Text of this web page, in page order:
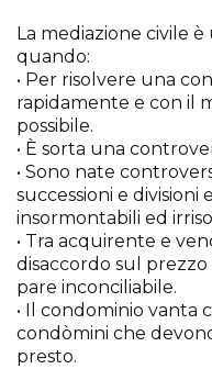
La mediazione civile
quando:
• Per risolvere una
rapidamente e con il
possibile.
• È sorta una
• Sono nate
successioni e
insormontabili ed
• Tra acquirente e
disaccordo sul
pare inconciliabile.
• Il condominio vanta
condòmini che
presto.